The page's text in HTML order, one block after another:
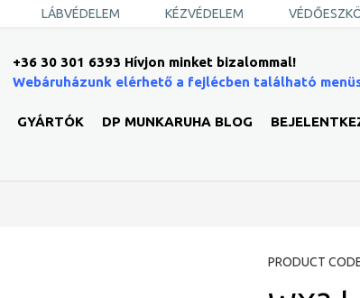
+36 30 301 6393 Hívjon minket bizalommal!
Webáruházunk elérhető a fejlécben található
GYÁRTÓK DP MUNKARUHA BLOG
LÁBVÉDELEM KÉZVÉDELEM
PRODUCT